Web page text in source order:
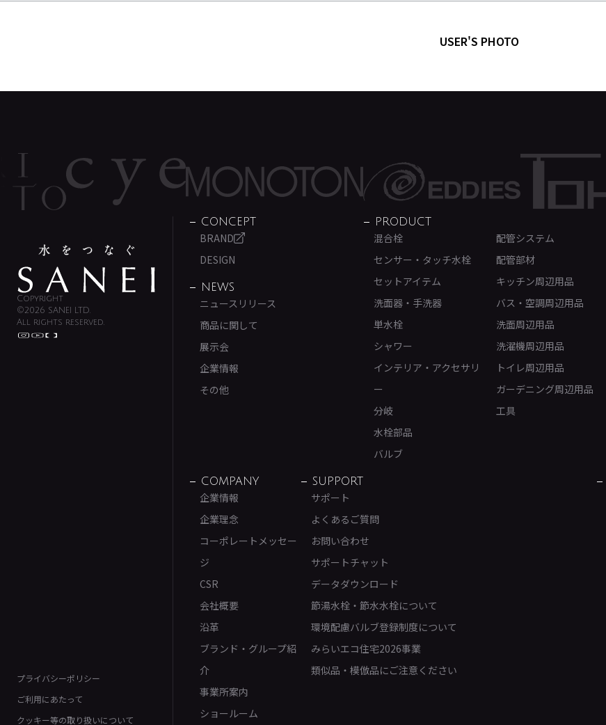
USER'S PHOTO
Copyright
©2026 SANEI LTD.
All rights reserved.
プライバシーポリシー
ご利用にあたって
クッキー等の取り扱いについて
CONCEPT
BRAND
DESIGN
NEWS
ニュースリリース
商品に関して
展示会
企業情報
その他
PRODUCT
混合栓
センサー・タッチ水栓
セットアイテム
洗面器・手洗器
単水栓
シャワー
インテリア・アクセサリ
ー
分岐
水栓部品
バルブ
配管システム
配管部材
キッチン周辺用品
バス・空調周辺用品
洗面周辺用品
洗濯機周辺用品
トイレ周辺用品
ガーデニング周辺用品
工具
COMPANY
企業情報
企業理念
コーポレートメッセー
ジ
CSR
会社概要
沿革
ブランド・グループ紹
介
事業所案内
ショールーム
SUPPORT
サポート
よくあるご質問
お問い合わせ
サポートチャット
データダウンロード
節湯水栓・節水水栓について
環境配慮バルブ登録制度について
みらいエコ住宅2026事業
類似品・模倣品にご注意ください